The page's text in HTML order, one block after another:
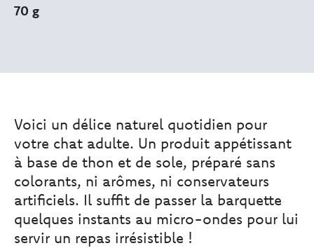
70 g
Voici un délice naturel quotidien pour
votre chat adulte. Un produit appétissant
à base de thon et de sole, préparé sans
colorants, ni arômes, ni conservateurs
artificiels. Il suffit de passer la barquette
quelques instants au micro-ondes pour lui
servir un repas irrésistible !